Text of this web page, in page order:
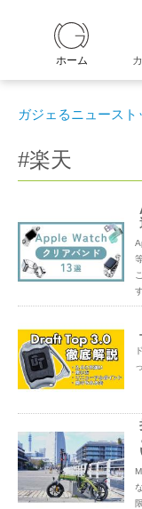
ホーム
ガジェるニュースト
#楽天